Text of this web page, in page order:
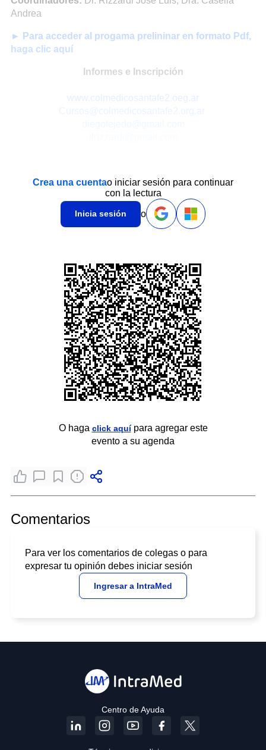
Andrea
► Para acceder al progama prelininar en formato Pdf,
haga clic aquí
Informes e Inscripción
www.colmedicosantafe2.oeg.ar
Crea una cuentao iniciar sesión para continuar
con la lectura
Inicia sesión o
O haga click aquípara agregar este
evento a su agenda
Comentarios
Para ver los comentarios de colegas o para
expresar tu opinión debes iniciar sesión
Ingresar a IntraMed
Centro de Ayuda